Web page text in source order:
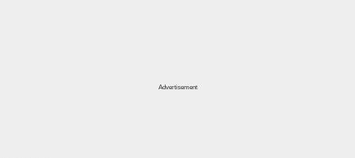
Advertisement